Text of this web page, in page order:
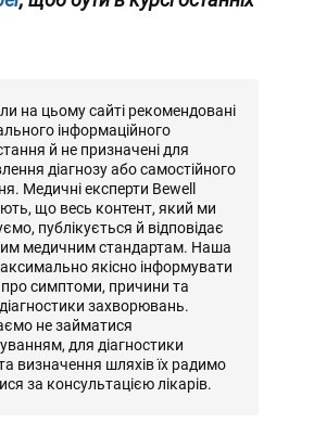
на цьому сайті рекомендовані
інформаційного
й не призначені для
діагнозу або самостійного
Медичні експерти Bewell
що весь контент, який ми
публікується й відповідає
медичним стандартам. Наша
якісно інформувати
про симптоми, причини та
захворювань.
не займатися
для діагностики
визначення шляхів їх радимо
за консультацією лікарів.